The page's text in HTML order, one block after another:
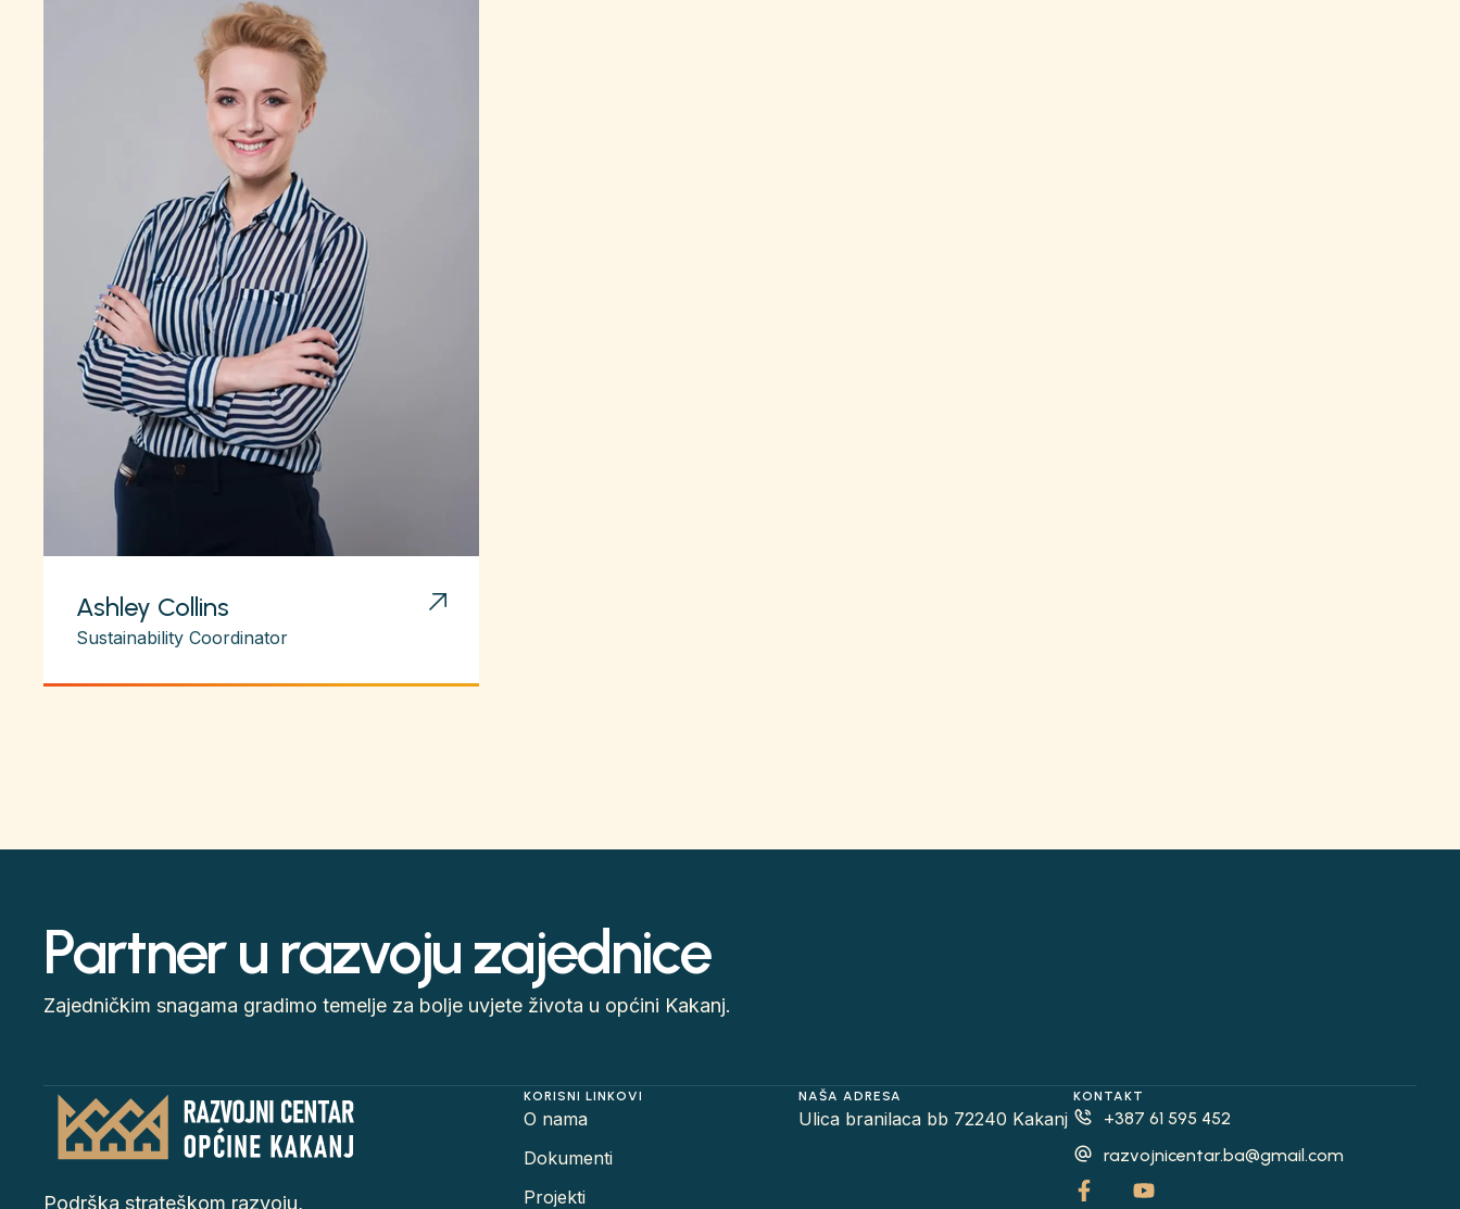
Ashley Collins
Sustainability Coordinator
Partner u razvoju zajednice
Zajedničkim snagama gradimo temelje za bolje uvjete života u općini Kakanj.
Podrška strateškom razvoju,
KORISNI LINKOVI
O nama
Dokumenti
Projekti
NAŠA ADRESA
Ulica branilaca bb 72240 Kakanj
KONTAKT
+387 61 595 452
razvojnicentar.ba@gmail.com